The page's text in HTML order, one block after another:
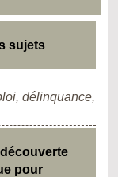
sujets
délinquance,
pour